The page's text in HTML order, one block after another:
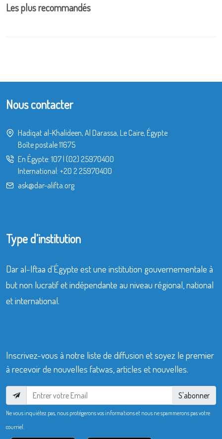
Les plus recommandés
Nous contacter
Hadiqat al-Khalideen, Al Darassa, Le Caire, Égypte
Boîte postale 11675
En Égypte: 107| (02) 25970400
International: +20 2 25970400
ask@dar-alifta.org
Type d’institution
Dar al-Iftaa d’Égypte est une institution gouvernementale à
but non lucratif et indépendante au niveau régional, national
et international.
Inscrivez-vous à notre liste de diffusion et soyez le premier
à recevoir de nouvelles fatwas, articles et nouvelles.
S'abonner
Ne vous inquiétez pas, nous protégerons vos informations et nous ne spammerons pas votre
courriel.